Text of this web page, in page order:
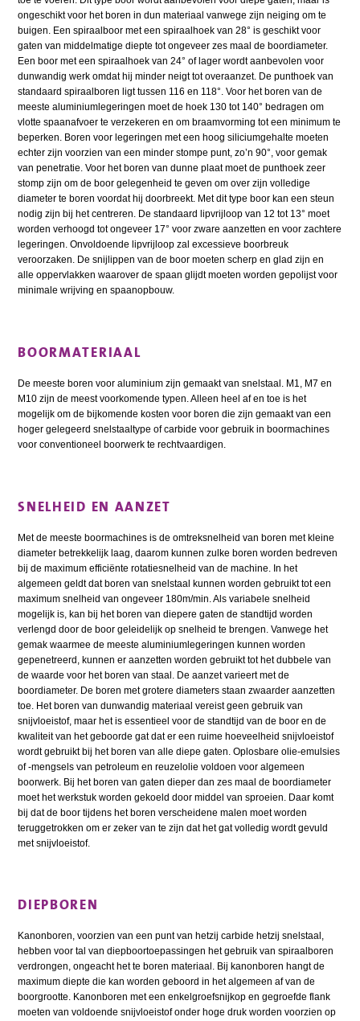
ongeschikt voor het boren in dun materiaal vanwege zijn neiging om te
buigen. Een spiraalboor met een spiraalhoek van 28° is geschikt voor
gaten van middelmatige diepte tot ongeveer zes maal de boordiameter.
Een boor met een spiraalhoek van 24° of lager wordt aanbevolen voor
dunwandig werk omdat hij minder neigt tot overaanzet. De punthoek van
standaard spiraalboren ligt tussen 116 en 118°. Voor het boren van de
meeste aluminiumlegeringen moet de hoek 130 tot 140° bedragen om
vlotte spaanafvoer te verzekeren en om braamvorming tot een minimum te
beperken. Boren voor legeringen met een hoog siliciumgehalte moeten
echter zijn voorzien van een minder stompe punt, zo’n 90°, voor gemak
van penetratie. Voor het boren van dunne plaat moet de punthoek zeer
stomp zijn om de boor gelegenheid te geven om over zijn volledige
diameter te boren voordat hij doorbreekt. Met dit type boor kan een steun
nodig zijn bij het centreren. De standaard lipvrijloop van 12 tot 13° moet
worden verhoogd tot ongeveer 17° voor zware aanzetten en voor zachtere
legeringen. Onvoldoende lipvrijloop zal excessieve boorbreuk
veroorzaken. De snijlippen van de boor moeten scherp en glad zijn en
alle oppervlakken waarover de spaan glijdt moeten worden gepolijst voor
minimale wrijving en spaanopbouw.
BOORMATERIAAL
De meeste boren voor aluminium zijn gemaakt van snelstaal. M1, M7 en
M10 zijn de meest voorkomende typen. Alleen heel af en toe is het
mogelijk om de bijkomende kosten voor boren die zijn gemaakt van een
hoger gelegeerd snelstaaltype of carbide voor gebruik in boormachines
voor conventioneel boorwerk te rechtvaardigen.
SNELHEID EN AANZET
Met de meeste boormachines is de omtreksnelheid van boren met kleine
diameter betrekkelijk laag, daarom kunnen zulke boren worden bedreven
bij de maximum efficiënte rotatiesnelheid van de machine. In het
algemeen geldt dat boren van snelstaal kunnen worden gebruikt tot een
maximum snelheid van ongeveer 180m/min. Als variabele snelheid
mogelijk is, kan bij het boren van diepere gaten de standtijd worden
verlengd door de boor geleidelijk op snelheid te brengen. Vanwege het
gemak waarmee de meeste aluminiumlegeringen kunnen worden
gepenetreerd, kunnen er aanzetten worden gebruikt tot het dubbele van
de waarde voor het boren van staal. De aanzet varieert met de
boordiameter. De boren met grotere diameters staan zwaarder aanzetten
toe. Het boren van dunwandig materiaal vereist geen gebruik van
snijvloeistof, maar het is essentieel voor de standtijd van de boor en de
kwaliteit van het geboorde gat dat er een ruime hoeveelheid snijvloeistof
wordt gebruikt bij het boren van alle diepe gaten. Oplosbare olie-emulsies
of -mengsels van petroleum en reuzelolie voldoen voor algemeen
boorwerk. Bij het boren van gaten dieper dan zes maal de boordiameter
moet het werkstuk worden gekoeld door middel van sproeien. Daar komt
bij dat de boor tijdens het boren verscheidene malen moet worden
teruggetrokken om er zeker van te zijn dat het gat volledig wordt gevuld
met snijvloeistof.
DIEPBOREN
Kanonboren, voorzien van een punt van hetzij carbide hetzij snelstaal,
hebben voor tal van diepboortoepassingen het gebruik van spiraalboren
verdrongen, ongeacht het te boren materiaal. Bij kanonboren hangt de
maximum diepte die kan worden geboord in het algemeen af van de
boorgrootte. Kanonboren met een enkelgroefsnijkop en gegroefde flank
moeten van voldoende snijvloeistof onder hoge druk worden voorzien op